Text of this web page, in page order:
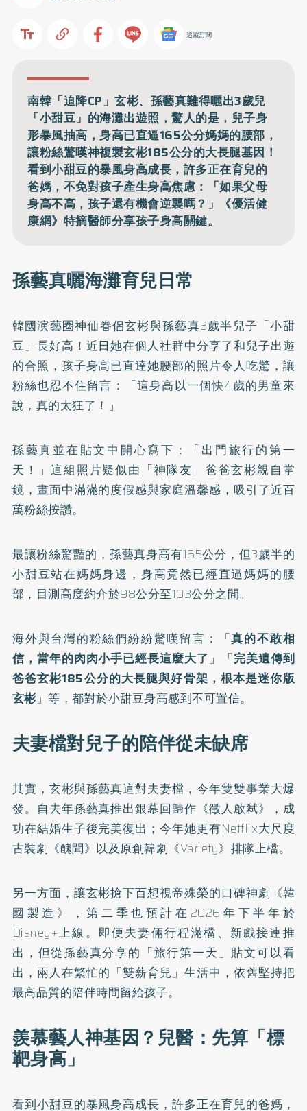
追蹤訂閱
南韓「迫降CP」玄彬、孫藝真難得曬出3歲兒
「小甜豆」的海灘出遊照，驚人的是，兒子身
形暴風抽高，身高已直逼165公分媽媽的腰部，
讓粉絲驚嘆神複製玄彬185公分的大長腿基因！
看到小甜豆的暴風身高成長，許多正在育兒的
爸媽，不免對孩子產生身高焦慮：「如果父母
身高不高，孩子還有機會逆襲嗎？」《優活健
康網》特摘醫師分享孩子身高關鍵。
孫藝真曬海灘育兒日常
韓國演藝圈神仙眷侶玄彬與孫藝真3歲半兒子「小甜
豆」長好高！近日她在個人社群中分享了和兒子出遊
的合照，孩子身高已直達她腰部的照片令人吃驚，讓
粉絲也忍不住留言：「這身高以一個快4歲的男童來
說，真的太狂了！」
孫藝真並在貼文中開心寫下：「出門旅行的第一
天！」這組照片疑似由「神隊友」爸爸玄彬親自掌
鏡，畫面中滿滿的度假感與家庭溫馨感，吸引了近百
萬粉絲按讚。
最讓粉絲驚豔的，孫藝真身高有165公分，但3歲半的
小甜豆站在媽媽身邊，身高竟然已經直逼媽媽的腰
部，目測高度約介於98公分至103公分之間。
海外與台灣的粉絲們紛紛驚嘆留言：「真的不敢相
信，當年的肉肉小手已經長這麼大了 」「完美遺傳到
爸爸玄彬185公分的大長腿與好骨架，根本是迷你版
玄彬」等，都對於小甜豆身高感到不可置信。
夫妻檔對兒子的陪伴從未缺席
其實，玄彬與孫藝真這對夫妻檔，今年雙雙事業大爆
發。自去年孫藝真推出銀幕回歸作《徵人啟弒》，成
功在結婚生子後完美復出；今年她更有Netflix大尺度
古裝劇《醜聞》以及原創韓劇《Variety》排隊上檔。
另一方面，讓玄彬搶下百想視帝殊榮的口碑神劇《韓
國製造》，第二季也預計在2026年下半年於
Disney+上線。即便夫妻倆行程滿檔、新戲接連推
出，但從孫藝真分享的「旅行第一天」貼文可以看
出，兩人在繁忙的「雙薪育兒」生活中，依舊堅持把
最高品質的陪伴時間留給孩子。
羨慕藝人神基因？兒醫：先算「標
靶身高」
看到小甜豆的暴風身高成長，許多正在育兒的爸媽，